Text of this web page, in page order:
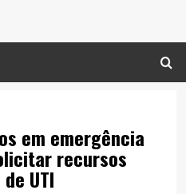
em emergência
recursos
UTI